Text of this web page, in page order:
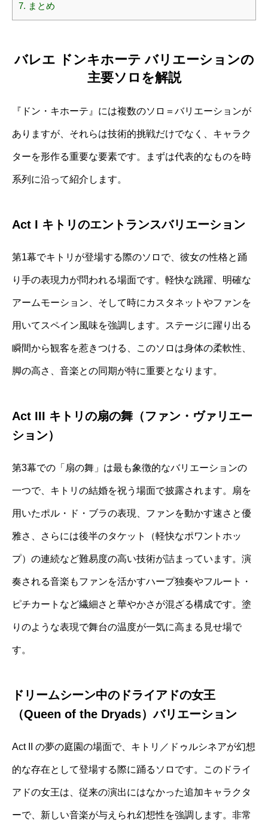
7. まとめ
バレエ ドンキホーテ バリエーションの
主要ソロを解説
『ドン・キホーテ』には複数のソロ＝バリエーションが
ありますが、それらは技術的挑戦だけでなく、キャラク
ターを形作る重要な要素です。まずは代表的なものを時
系列に沿って紹介します。
Act I キトリのエントランスバリエーション
第1幕でキトリが登場する際のソロで、彼女の性格と踊
り手の表現力が問われる場面です。軽快な跳躍、明確な
アームモーション、そして時にカスタネットやファンを
用いてスペイン風味を強調します。ステージに躍り出る
瞬間から観客を惹きつける、このソロは身体の柔軟性、
脚の高さ、音楽との同期が特に重要となります。
Act III キトリの扇の舞（ファン・ヴァリエー
ション）
第3幕での「扇の舞」は最も象徴的なバリエーションの
一つで、キトリの結婚を祝う場面で披露されます。扇を
用いたポル・ド・ブラの表現、ファンを動かす速さと優
雅さ、さらには後半のタケット（軽快なポワントホッ
プ）の連続など難易度の高い技術が詰まっています。演
奏される音楽もファンを活かすハープ独奏やフルート・
ピチカートなど繊細さと華やかさが混ざる構成です。塗
りのような表現で舞台の温度が一気に高まる見せ場で
す。
ドリームシーン中のドライアドの女王
（Queen of the Dryads）バリエーション
Act II の夢の庭園の場面で、キトリ／ドゥルシネアが幻想
的な存在として登場する際に踊るソロです。このドライ
アドの女王は、従来の演出にはなかった追加キャラクタ
ーで、新しい音楽が与えられ幻想性を強調します。非常